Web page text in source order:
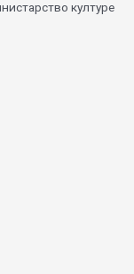
културе